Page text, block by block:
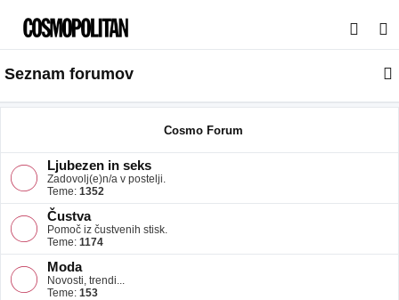
s
a
Seznam forumov
Cosmo Forum
Ljubezen in seks
Zadovolj(e)n/a v postelji.
Teme: 1352
Čustva
Pomoč iz čustvenih stisk.
Teme: 1174
Moda
Novosti, trendi...
Teme: 153